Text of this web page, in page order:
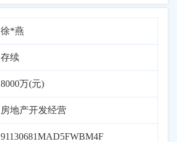
徐*燕
存续
8000万(元)
房地产开发经营
91130681MAD5FWBM4F